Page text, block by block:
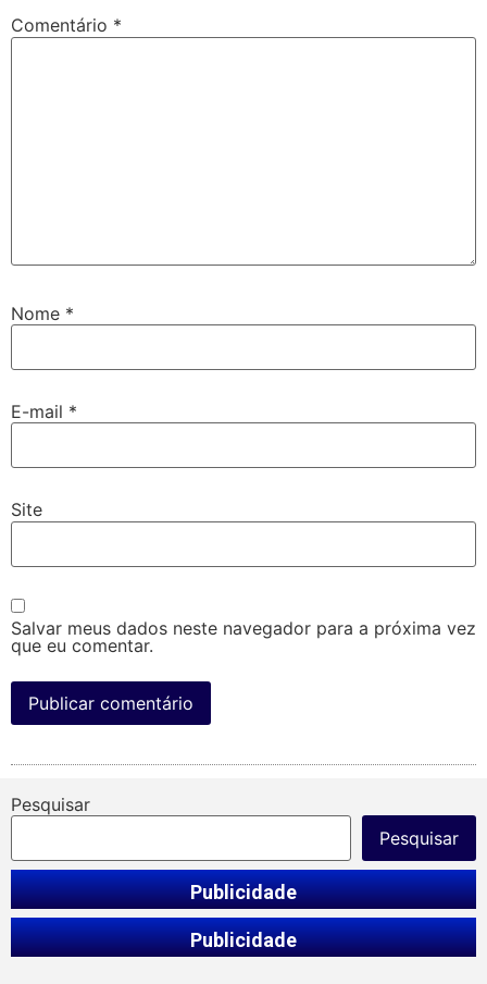
Comentário *
Nome *
E-mail *
Site
Salvar meus dados neste navegador para a próxima vez
que eu comentar.
Pesquisar
Pesquisar
Publicidade
Publicidade